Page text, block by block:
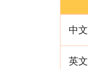
中文
英文